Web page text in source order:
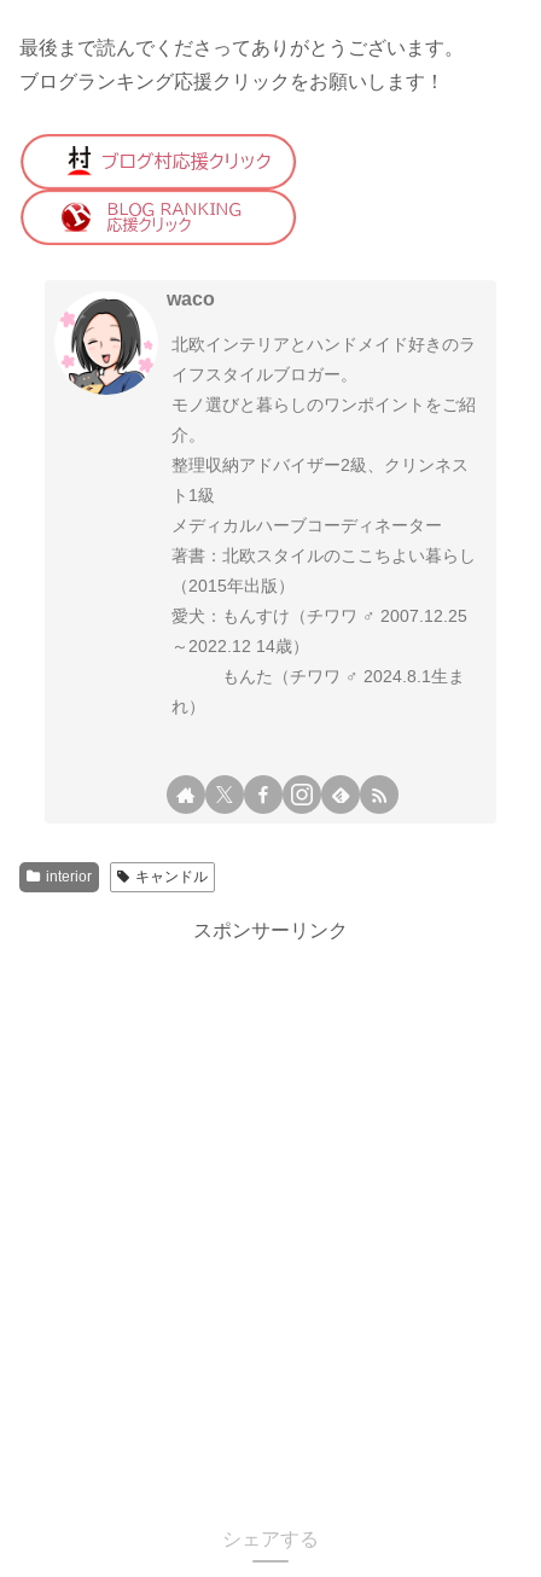
最後まで読んでくださってありがとうございます。
ブログランキング応援クリックをお願いします！
waco
北欧インテリアとハンドメイド好きのラ
イフスタイルブロガー。
モノ選びと暮らしのワンポイントをご紹
介。
整理収納アドバイザー2級、クリンネス
ト1級
メディカルハーブコーディネーター
著書：北欧スタイルのここちよい暮らし
（2015年出版）
愛犬：もんすけ（チワワ ♂ 2007.12.25
～2022.12 14歳）
もんた（チワワ ♂ 2024.8.1生ま
れ）
interior キャンドル
スポンサーリンク
シェアする